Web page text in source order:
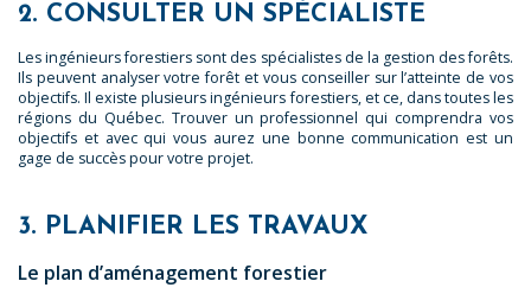
2. CONSULTER UN SPÉCIALISTE
Les ingénieurs forestiers sont des spécialistes de la gestion des forêts.
Ils peuvent analyser votre forêt et vous conseiller sur l’atteinte de vos
objectifs. Il existe plusieurs ingénieurs forestiers, et ce, dans toutes les
régions du Québec. Trouver un professionnel qui comprendra vos
objectifs et avec qui vous aurez une bonne communication est un
gage de succès pour votre projet.
3. PLANIFIER LES TRAVAUX
Le plan d’aménagement forestier